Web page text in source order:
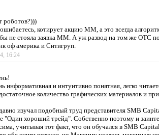
роботов?)))
котирует акцию ММ, а это всегда
бы не стояла заявка ММ. А уж развод на том же ОТС
оф америка и Ситигруп.
16:24
информативная и интуитивно понятная, легко
количество графических материалов и
изучал подобный труд представителя SMB
"Один хороший трейд". Собственно поэтому и
учитывая тот факт, что он обучался в SMB